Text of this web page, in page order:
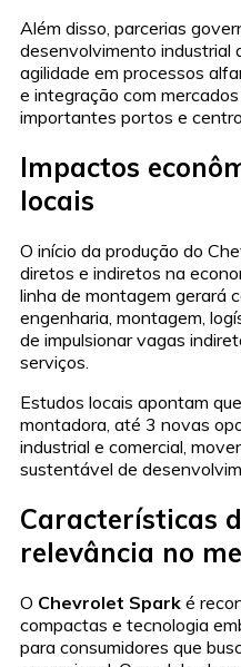
Além disso, parcerias
desenvolvimento industrial
agilidade em processos
e integração com
importantes portos e
Impactos
locais
O início da produção do
diretos e indiretos na
linha de montagem gerará
engenharia, montagem,
de impulsionar vagas
serviços.
Estudos locais apontam
montadora, até 3 novas
industrial e comercial,
sustentável de
Características
relevância no
O Chevrolet Spark é
compactas e tecnologia
para consumidores que